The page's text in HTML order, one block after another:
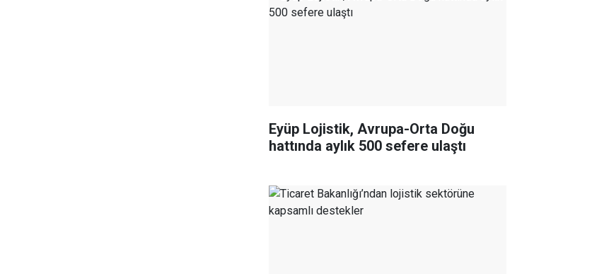
Eyüp Lojistik, Avrupa-Orta Doğu
hattında aylık 500 sefere ulaştı